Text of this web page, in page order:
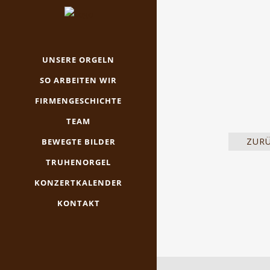
UNSERE ORGELN
SO ARBEITEN WIR
FIRMENGESCHICHTE
TEAM
BEWEGTE BILDER
TRUHENORGEL
KONZERTKALENDER
KONTAKT